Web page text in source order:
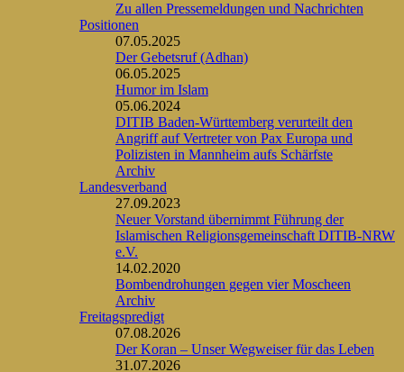
Zu allen Pressemeldungen und Nachrichten
Positionen
07.05.2025
Der Gebetsruf (Adhan)
06.05.2025
Humor im Islam
05.06.2024
DITIB Baden-Württemberg verurteilt den
Angriff auf Vertreter von Pax Europa und
Polizisten in Mannheim aufs Schärfste
Archiv
Landesverband
27.09.2023
Neuer Vorstand übernimmt Führung der
Islamischen Religionsgemeinschaft DITIB-NRW
e.V.
14.02.2020
Bombendrohungen gegen vier Moscheen
Archiv
Freitagspredigt
07.08.2026
Der Koran – Unser Wegweiser für das Leben
31.07.2026